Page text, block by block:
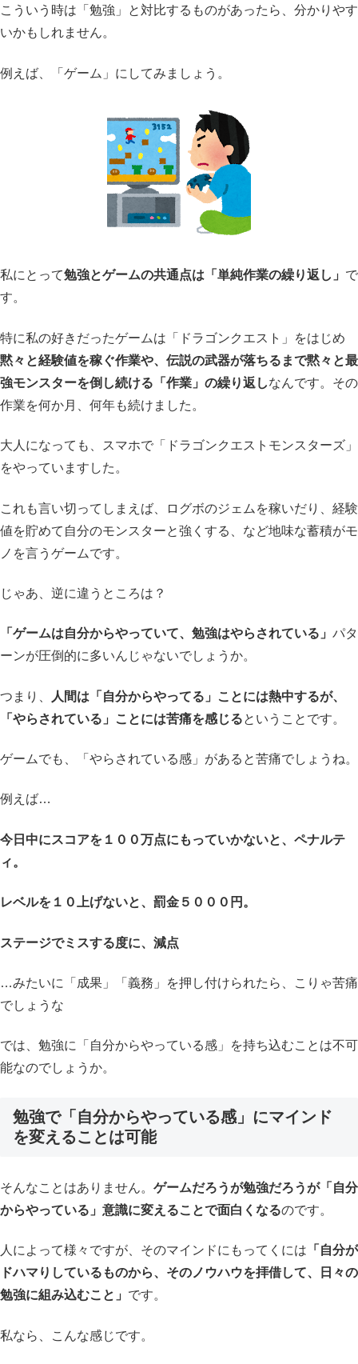
こういう時は「勉強」と対比するものがあったら、分かりやす
いかもしれません。
例えば、「ゲーム」にしてみましょう。
私にとって勉強とゲームの共通点は「単純作業の繰り返し」 で
す。
特に私の好きだったゲームは「ドラゴンクエスト」をはじめ
黙々と経験値を稼ぐ作業や、伝説の武器が落ちるまで黙々と最
強モンスターを倒し続ける「作業」の繰り返しなんです。その
作業を何か月、何年も続けました。
大人になっても、スマホで「ドラゴンクエストモンスターズ」
をやっていますした。
これも言い切ってしまえば、ログボのジェムを稼いだり、経験
値を貯めて自分のモンスターと強くする、など地味な蓄積がモ
ノを言うゲームです。
じゃあ、逆に違うところは？
「ゲームは自分からやっていて、勉強はやらされている」 パタ
ーンが圧倒的に多いんじゃないでしょうか。
つまり、
人間は「自分からやってる」ことには熱中するが、
「やらされている」ことには苦痛を感じるということです。
ゲームでも、「やらされている感」があると苦痛でしょうね。
例えば…
今日中にスコアを１００万点にもっていかないと、ペナルテ
ィ。
レベルを１０上げないと、罰金５０００円。
ステージでミスする度に、減点
…みたいに「成果」「義務」を押し付けられたら、こりゃ苦痛
でしょうな
では、勉強に「自分からやっている感」を持ち込むことは不可
能なのでしょうか。
勉強で「自分からやっている感」にマインド
を変えることは可能
そんなことはありません。 ゲームだろうが勉強だろうが「自分
からやっている」意識に変えることで面白くなるのです。
人によって様々ですが、そのマインドにもってくには 「自分が
ドハマりしているものから、そのノウハウを拝借して、日々の
勉強に組み込むこと」 です。
私なら、こんな感じです。